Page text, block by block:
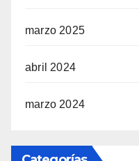
marzo 2025
abril 2024
marzo 2024